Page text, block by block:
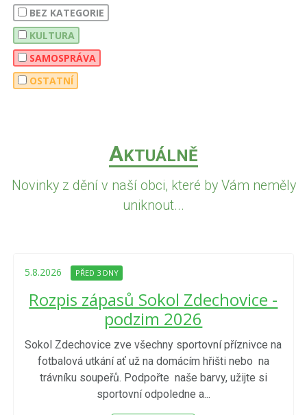
BEZ KATEGORIE
KULTURA
SAMOSPRÁVA
OSTATNÍ
AKTUÁLNĚ
Novinky z dění v naší obci, které by Vám neměly
uniknout...
5.8.2026 PŘED 3 DNY
Rozpis zápasů Sokol Zdechovice -
podzim 2026
Sokol Zdechovice zve všechny sportovní příznivce na
fotbalová utkání ať už na domácím hřišti nebo na
trávníku soupeřů. Podpořte naše barvy, užijte si
sportovní odpoledne a...